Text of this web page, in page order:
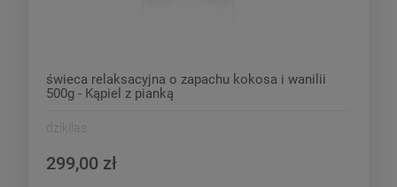
świeca relaksacyjna o zapachu kokosa i wanilii
500g - Kąpiel z pianką
dzikilas
299,00 zł